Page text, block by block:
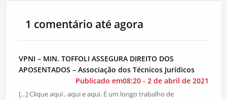
1 comentário até agora
VPNI – MIN. TOFFOLI ASSEGURA DIREITO DOS
APOSENTADOS – Associação dos Técnicos Jurídicos
Publicado em08:20 - 2 de abril de 2021
[…] Clique aqui , aqui e aqui. É um longo trabalho de